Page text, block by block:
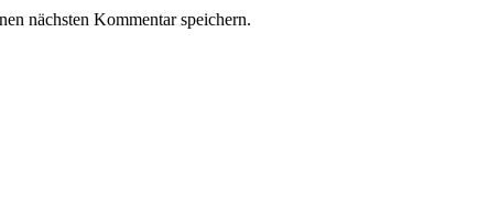
nächsten Kommentar speichern.